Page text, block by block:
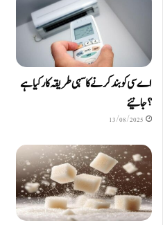
اے سی کو بند کرنے کا سہی طریقہ کار کیا ہے
؟ جانیئے
13/08/2025